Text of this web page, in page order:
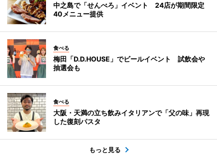
中之島で「せんべろ」イベント 24店が期間限定
40メニュー提供
食べる
梅田「D.D.HOUSE」でビールイベント 試飲会や
抽選会も
食べる
大阪・天満の立ち飲みイタリアンで「父の味」再現
した復刻パスタ
もっと見る